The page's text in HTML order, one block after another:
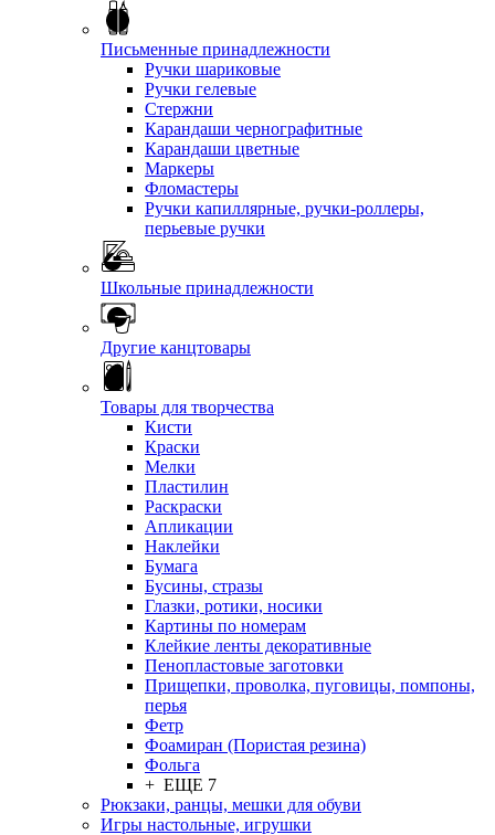
Письменные принадлежности
Ручки шариковые
Ручки гелевые
Стержни
Карандаши чернографитные
Карандаши цветные
Маркеры
Фломастеры
Ручки капиллярные, ручки-роллеры,
перьевые ручки
Школьные принадлежности
Другие канцтовары
Товары для творчества
Кисти
Краски
Мелки
Пластилин
Раскраски
Апликации
Наклейки
Бумага
Бусины, стразы
Глазки, ротики, носики
Картины по номерам
Клейкие ленты декоративные
Пенопластовые заготовки
Прищепки, проволка, пуговицы, помпоны,
перья
Фетр
Фоамиран (Пористая резина)
Фольга
+ ЕЩЕ 7
Рюкзаки, ранцы, мешки для обуви
Игры настольные, игрушки